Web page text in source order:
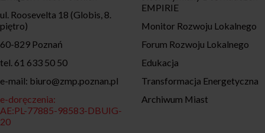
ul. Roosevelta 18 (Globis, 8.
piętro)
60-829 Poznań
tel. 61 633 50 50
e-mail: biuro@zmp.poznan.pl
e-doręczenia:
AE:PL-77885-98583-DBUIG-
20
EMPIRIE
Monitor Rozwoju Lokalnego
Forum Rozwoju Lokalnego
Edukacja
Transformacja Energetyczna
Archiwum Miast